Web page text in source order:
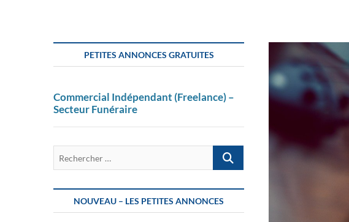
PETITES ANNONCES GRATUITES
Commercial Indépendant (Freelance) –
Secteur Funéraire
Rechercher
NOUVEAU – LES PETITES ANNONCES